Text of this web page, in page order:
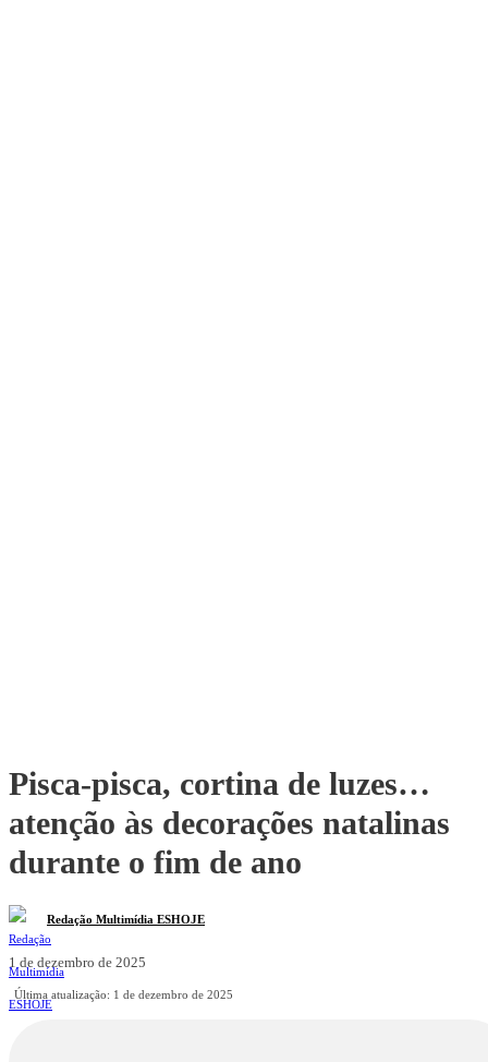
Pisca-pisca, cortina de luzes…
atenção às decorações natalinas
durante o fim de ano
Redação Multimídia ESHOJE
1 de dezembro de 2025
Última atualização: 1 de dezembro de 2025